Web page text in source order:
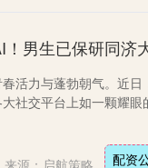
活力与蓬勃朝气。近日
社交平台上如一颗耀眼
配资
来源：启航策略